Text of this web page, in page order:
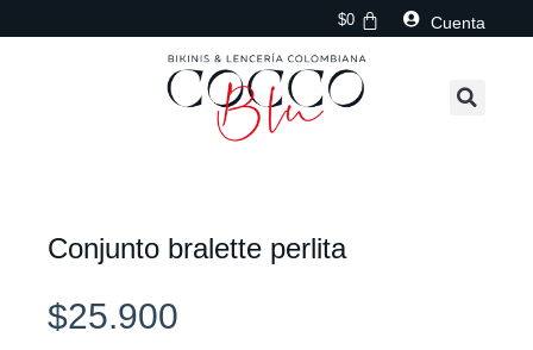
$0 Cuenta
Conjunto bralette perlita
$25.900